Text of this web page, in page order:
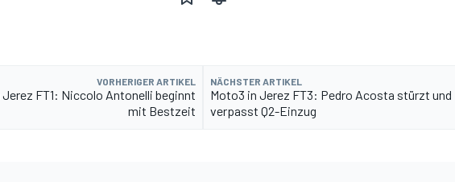
VORHERIGER ARTIKEL
FT1: Niccolo Antonelli beginnt
mit Bestzeit
NÄCHSTER ARTIKEL
Moto3 in Jerez FT3: Pedro Acosta stürzt und
verpasst Q2-Einzug